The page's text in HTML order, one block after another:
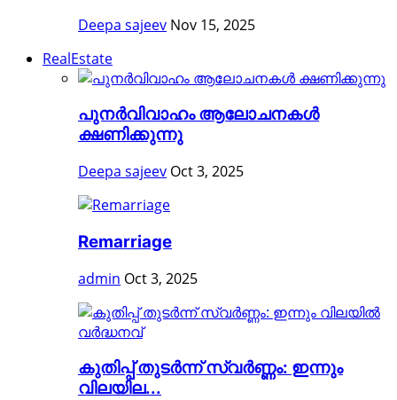
Deepa sajeev Nov 15, 2025
RealEstate
പുനർവിവാഹം ആലോചനകൾ
ക്ഷണിക്കുന്നു
Deepa sajeev Oct 3, 2025
Remarriage
admin Oct 3, 2025
കുതിപ്പ് തുടര്‍ന്ന് സ്വര്‍ണ്ണം: ഇന്നും
വിലയില...